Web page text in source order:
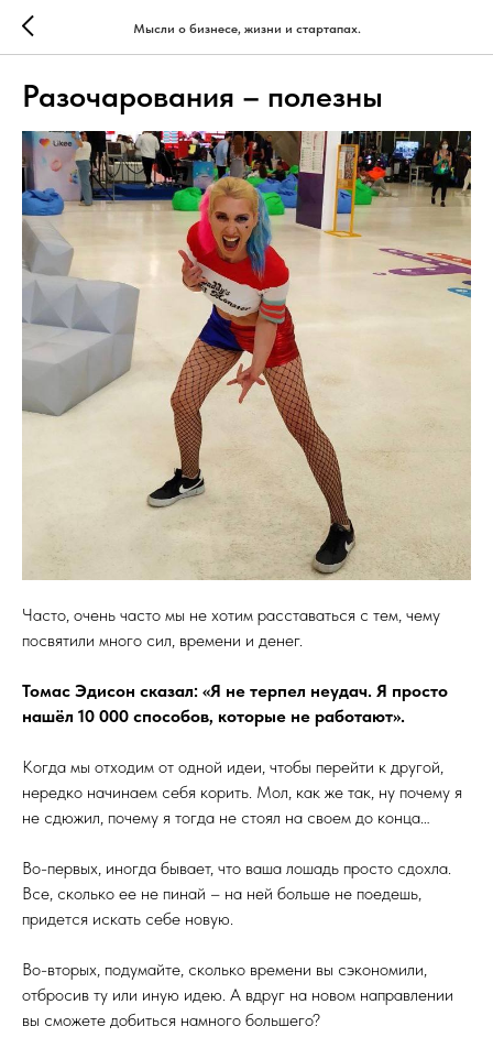
Мысли о бизнесе, жизни и стартапах.
Разочарования – полезны
Часто, очень часто мы не хотим расставаться с тем, чему
посвятили много сил, времени и денег.
Томас Эдисон сказал: «Я не терпел неудач. Я просто
нашёл 10 000 способов, которые не работают».
Когда мы отходим от одной идеи, чтобы перейти к другой,
нередко начинаем себя корить. Мол, как же так, ну почему я
не сдюжил, почему я тогда не стоял на своем до конца…
Во-первых, иногда бывает, что ваша лошадь просто сдохла.
Все, сколько ее не пинай – на ней больше не поедешь,
придется искать себе новую.
Во-вторых, подумайте, сколько времени вы сэкономили,
отбросив ту или иную идею. А вдруг на новом направлении
вы сможете добиться намного большего?